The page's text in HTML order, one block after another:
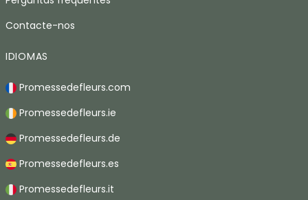
Contacte-nos
IDIOMAS
Promessedefleurs.com
Promessedefleurs.ie
Promessedefleurs.de
Promessedefleurs.es
Promessedefleurs.it